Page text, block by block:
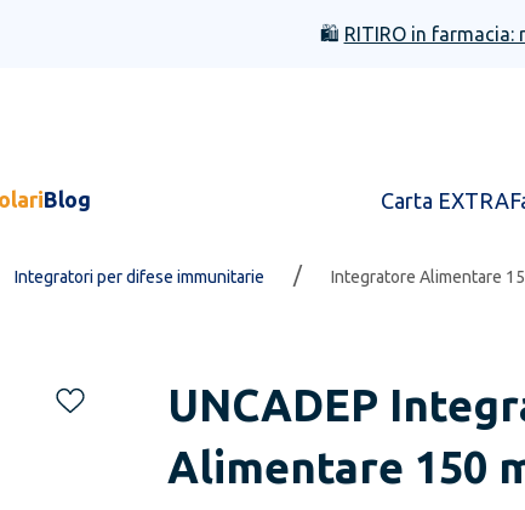
🛍️ RITIRO in
Blog Carta EXTRA
Integratori per difese immunitarie / Integratore Alimentare
UNCADEP
Alimentare 150